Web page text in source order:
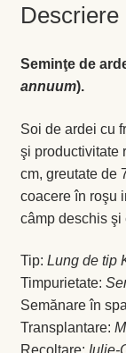
Maghiran
Melisa
Rozmarin
Salvie
Locație și
Descriere
Seminţe de
annuum).
Soi de ardei cu
şi productivitate
cm, greutate de
coacere în roşu
câmp deschis şi
Tip: Lung de tip
Timpurietate:
Semănare în
Transplantare: